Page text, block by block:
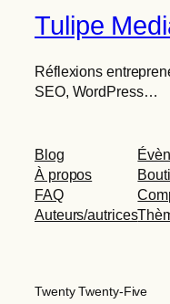
Tulipe
Réflexions
SEO, WordPress…
Blog
À propos
FAQ
Auteurs/autrices
Twenty Twenty-Five